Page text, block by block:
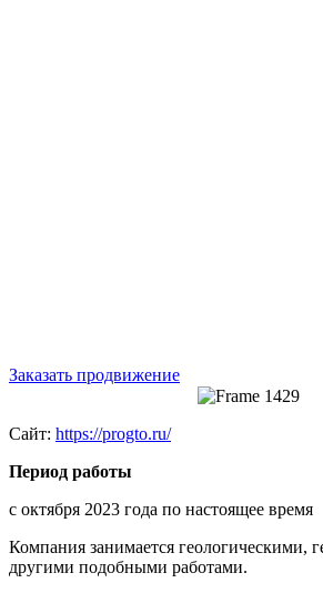
Заказать продвижение
Сайт: https://progto.ru/
Период работы
с октября 2023 года по настоящее время
Компания занимается геологическими,
другими подобными работами.